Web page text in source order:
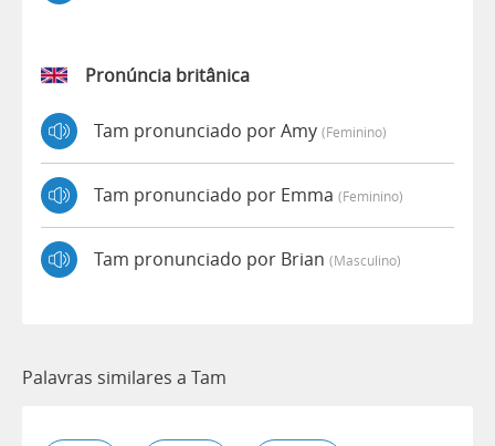
Pronúncia britânica
Tam pronunciado por Amy (feminino)
Tam pronunciado por Emma (feminino)
Tam pronunciado por Brian (masculino)
Palavras similares a Tam